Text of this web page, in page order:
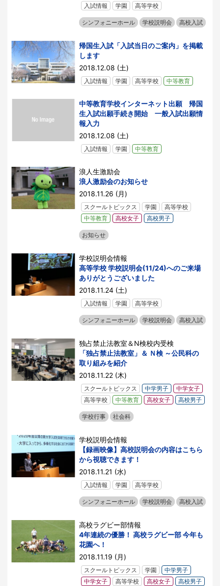
入試情報 学園 高等学校
シンフォニーホール 学校説明会 高校入試
帰国生入試「入試当日のご案内」を掲載
します
2018.12.08 (土)
入試情報 学園 高等学校 中等教育
中等教育学校インターネット出願 帰国
生入試出願手続き開始 一般入試出願情
報入力
2018.12.08 (土)
入試情報 学園 中等教育
浪人生激励会
浪人激励会のお知らせ
2018.11.26 (月)
スクールトピックス 学園
高等学校
中等教育
高校女子 高校男子
お知らせ
学校説明会情報
高等学校 学校説明会(11/24)へのご来場
ありがとうございました
2018.11.24 (土)
入試情報 学園 高等学校
シンフォニーホール 学校説明会 高校入試
独占禁止法教室＆N検校内受検
「独占禁止法教室」＆ Ｎ検 ～公民科の
取り組みを紹介
2018.11.22 (木)
スクールトピックス 中学男子
中学女子
高等学校
中等教育 高校女子 高校男子
学校行事 社会科
学校説明会情報
【録画映像】高校説明会の内容はこちら
から視聴できます！
2018.11.21 (水)
入試情報 学園 高等学校
シンフォニーホール 学校説明会 高校入試
高校ラグビー部情報
4年連続の優勝！ 高校ラグビー部 今年も
花園へ！
2018.11.19 (月)
スクールトピックス 学園
中学男子
中学女子
高等学校 高校女子 高校男子